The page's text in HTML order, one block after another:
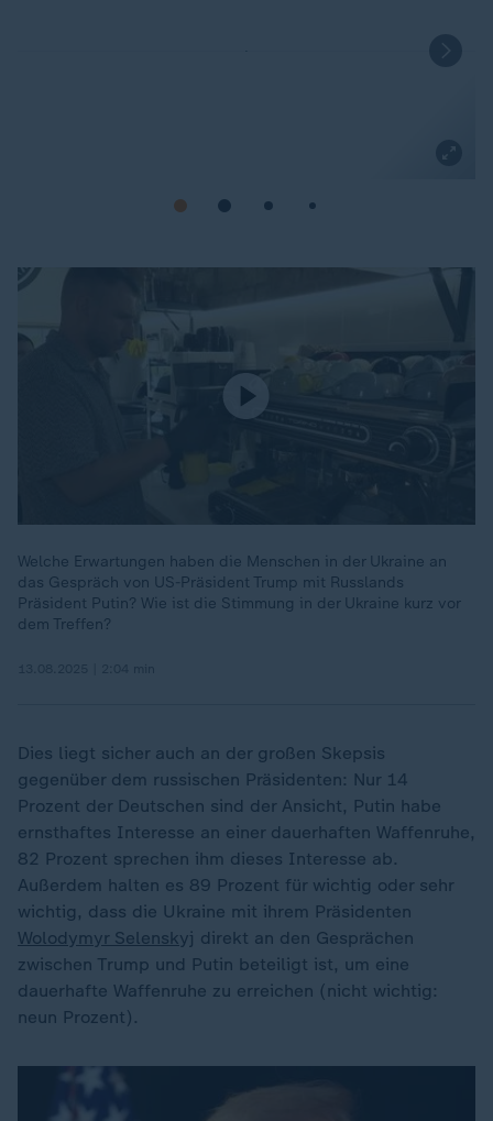
Welche Erwartungen haben die Menschen in der Ukraine an
das Gespräch von US-Präsident Trump mit Russlands
Präsident Putin? Wie ist die Stimmung in der Ukraine kurz vor
dem Treffen?
Dies liegt sicher auch an der großen Skepsis
gegenüber dem russischen Präsidenten: Nur 14
Prozent der Deutschen sind der Ansicht, Putin habe
ernsthaftes Interesse an einer dauerhaften Waffenruhe,
82 Prozent sprechen ihm dieses Interesse ab.
Außerdem halten es 89 Prozent für wichtig oder sehr
wichtig, dass die Ukraine mit ihrem Präsidenten
Wolodymyr Selenskyj direkt an den Gesprächen
zwischen Trump und Putin beteiligt ist, um eine
dauerhafte Waffenruhe zu erreichen (nicht wichtig:
neun Prozent).